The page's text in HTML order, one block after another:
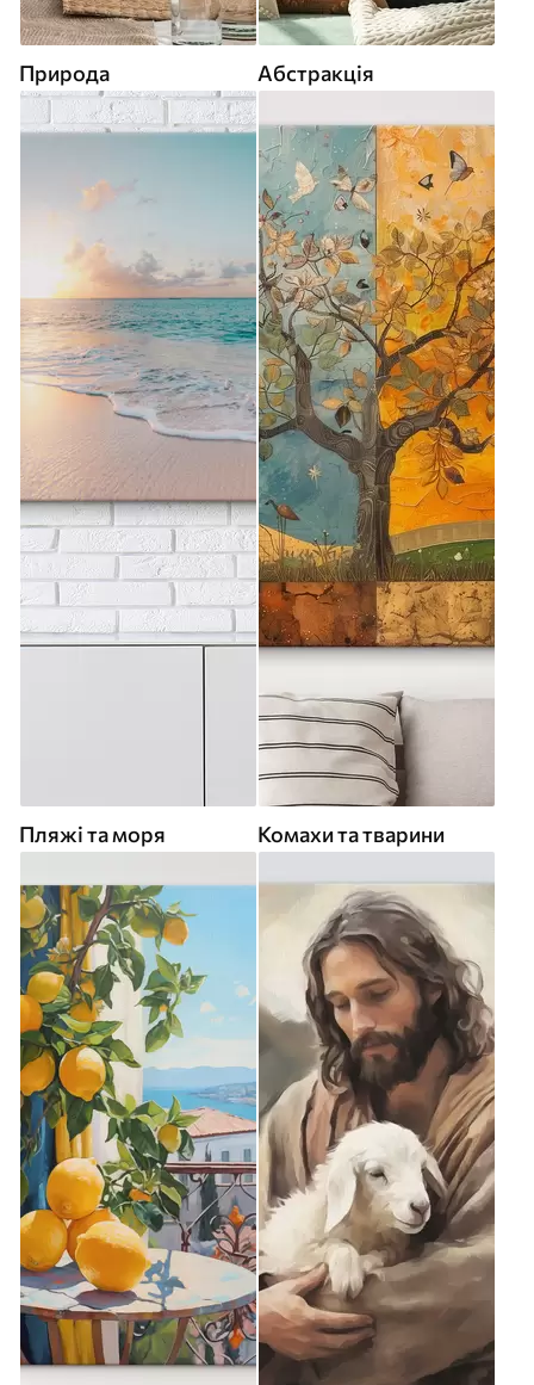
Природа Абстракція
Пляжі та моря Комахи та тварини